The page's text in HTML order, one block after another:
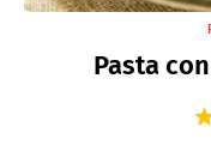
Pasta